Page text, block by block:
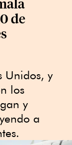
de
Unidos, y
los
y
a